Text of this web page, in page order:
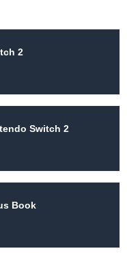
2
Switch 2
Book